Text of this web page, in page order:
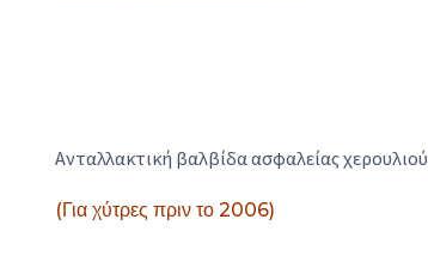
Ανταλλακτική βαλβίδα ασφαλείας χερουλιού
(Για χύτρες πριν το 2006)